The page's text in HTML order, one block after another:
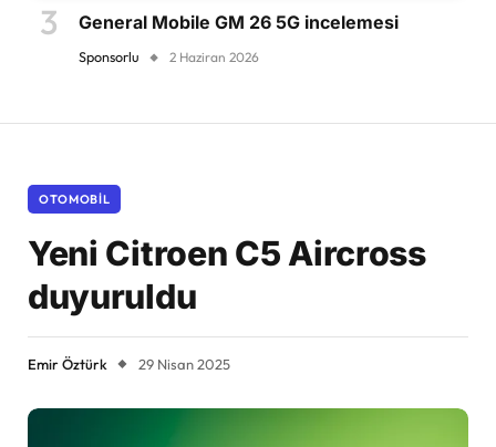
General Mobile GM 26 5G incelemesi
Sponsorlu 2 Haziran 2026
OTOMOBIL
Yeni Citroen C5 Aircross
duyuruldu
Emir Öztürk 29 Nisan 2025